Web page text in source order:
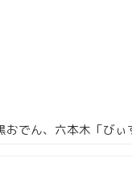
でん、六本木「びぃ